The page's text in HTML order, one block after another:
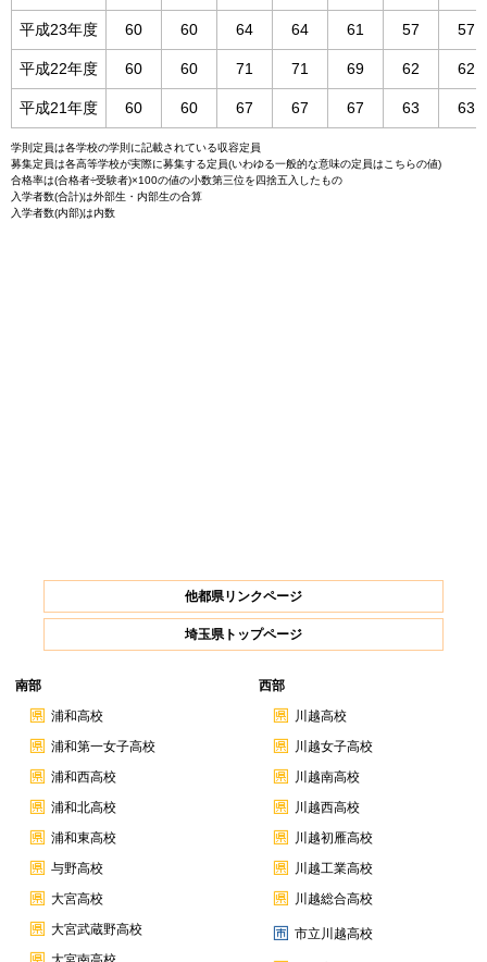
平成23年度 60 60 64 64 61 57 57
平成22年度 60 60 71 71 69 62 62
平成21年度 60 60 67 67 67 63 63
学則定員は各学校の学則に記載されている収容定員
募集定員は各高等学校が実際に募集する定員(いわゆる一般的な意味の定員はこちらの値)
合格率は(合格者÷受験者)×100の値の小数第三位を四捨五入したもの
入学者数(合計)は外部生・内部生の合算
入学者数(内部)は内数
他都県リンクページ
埼玉県トップページ
南部
浦和高校
浦和第一女子高校
浦和西高校
浦和北高校
浦和東高校
与野高校
大宮高校
大宮武蔵野高校
西部
川越高校
川越女子高校
川越南高校
川越西高校
川越初雁高校
川越工業高校
川越総合高校
市立川越高校